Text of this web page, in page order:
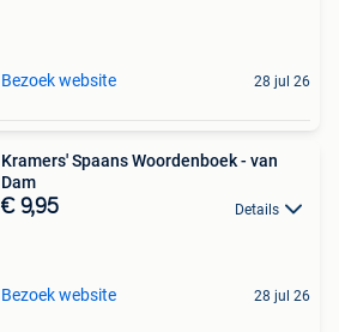
Bezoek website 28 jul 26
Kramers' Spaans Woordenboek - van
Dam
€ 9,95 Details
Bezoek website 28 jul 26